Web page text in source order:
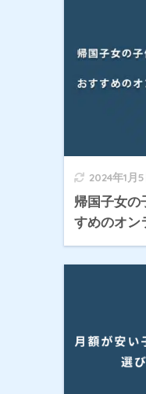
2024年1月5
帰国子女の
すめのオン